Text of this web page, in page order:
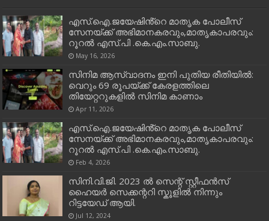
എസ്.ഐ.ജയേഷിൻ്റെ മാതൃക പോലീസ്
സേനയ്ക്ക് അഭിമാനകരവും,മാതൃകാപരവും:
റൂറൽ എസ്.പി .കെ.എം.സാബു.
May 16, 2026
സിനിമ ആസ്വാദനം ഇനി പുതിയ രീതിയിൽ:
വെറും 69 രൂപയ്ക്ക് കേരളത്തിലെ
തിയേറ്ററുകളിൽ സിനിമ കാണാം
Apr 11, 2026
എസ്.ഐ.ജയേഷിൻ്റെ മാതൃക പോലീസ്
സേനയ്ക്ക് അഭിമാനകരവും,മാതൃകാപരവും:
റൂറൽ എസ്.പി .കെ.എം.സാബു.
Feb 4, 2026
സിനി.വി.ജി. 2023 ൽ സെന്റ് സ്റ്റീഫൻസ്
ഹൈയർ സെക്കന്ററി സ്കൂളിൽ നിന്നും
റിട്ടയേഡ് ആയി.
Jul 12, 2024